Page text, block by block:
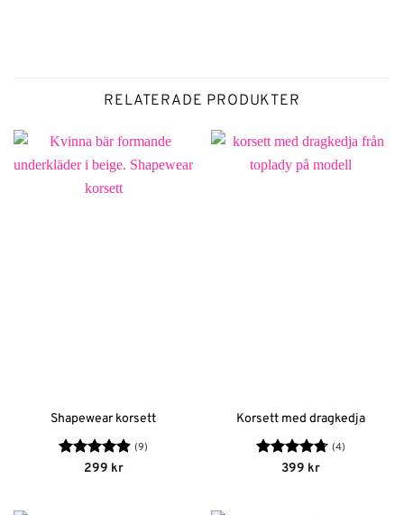
RELATERADE PRODUKTER
Shapewear korsett
Betygsatt
(9)
299 kr
Korsett med dragkedja
Betygsatt
(4)
399 kr